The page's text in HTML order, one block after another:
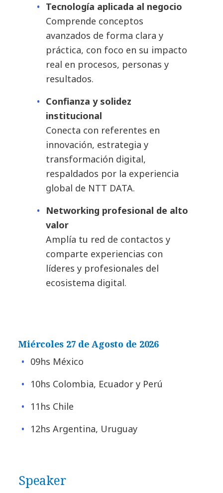
Tecnología aplicada al negocio
Comprende conceptos
avanzados de forma clara y
práctica, con foco en su impacto
real en procesos, personas y
resultados.
Confianza y solidez
institucional
Conecta con referentes en
innovación, estrategia y
transformación digital,
respaldados por la experiencia
global de NTT DATA.
Networking profesional de alto
valor
Amplía tu red de contactos y
comparte experiencias con
líderes y profesionales del
ecosistema digital.
Miércoles 27 de Agosto de 2026
09hs México
10hs Colombia, Ecuador y Perú
11hs Chile
12hs Argentina, Uruguay
Speaker